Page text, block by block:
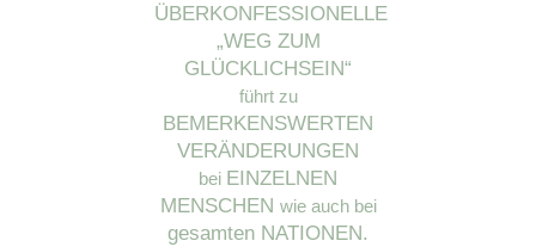
ÜBERKONFESSIONELLE
„WEG ZUM
GLÜCKLICHSEIN“
führt zu
BEMERKENSWERTEN
VERÄNDERUNGEN
bei EINZELNEN
MENSCHEN wie auch bei
gesamten NATIONEN.